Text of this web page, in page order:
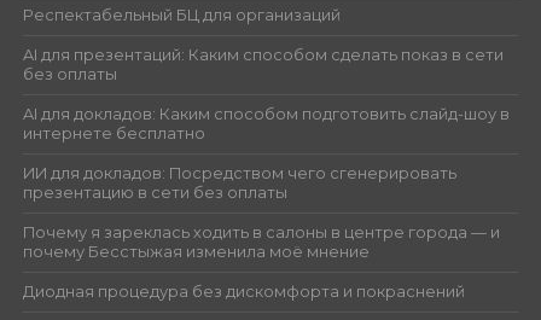
Респектабельный БЦ для организаций
AI для презентаций: Каким способом сделать показ в сети
без оплаты
AI для докладов: Каким способом подготовить слайд-шоу в
интернете бесплатно
ИИ для докладов: Посредством чего сгенерировать
презентацию в сети без оплаты
Почему я зареклась ходить в салоны в центре города — и
почему Бесстыжая изменила моё мнение
Диодная процедура без дискомфорта и покраснений